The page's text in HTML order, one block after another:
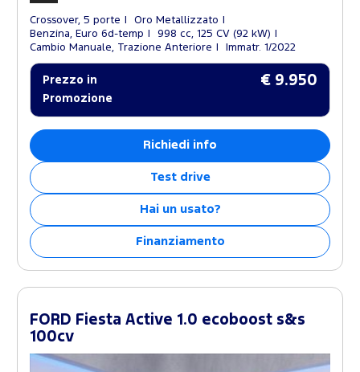
Crossover, 5 porte
Oro Metallizzato
Benzina, Euro 6d-temp
998 cc, 125 CV (92 kW)
Cambio Manuale, Trazione Anteriore
Immatr. 1/2022
Prezzo in
Promozione
€ 9.950
Richiedi info
Test drive
Hai un usato?
Finanziamento
FORD Fiesta Active 1.0 ecoboost s&s
100cv